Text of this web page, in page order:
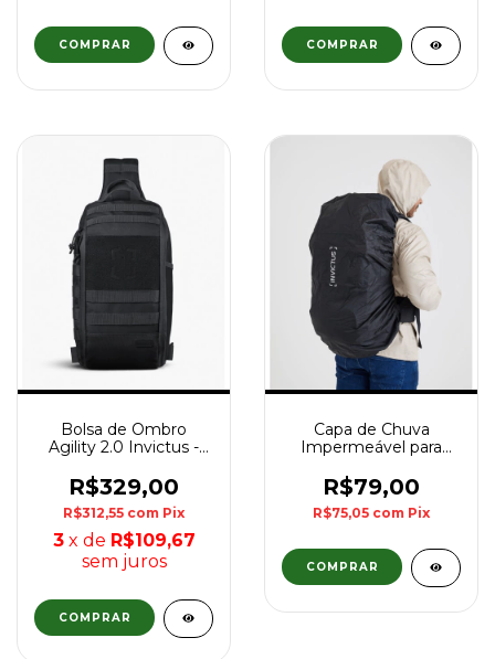
Bolsa de Ombro
Agility 2.0 Invictus -
R$329,00
R$312,55 com Pix
3 x de R$109,67
sem juros
Capa de Chuva
Impermeável para
60L Invictus - Preto
R$79,00
R$75,05 com Pix